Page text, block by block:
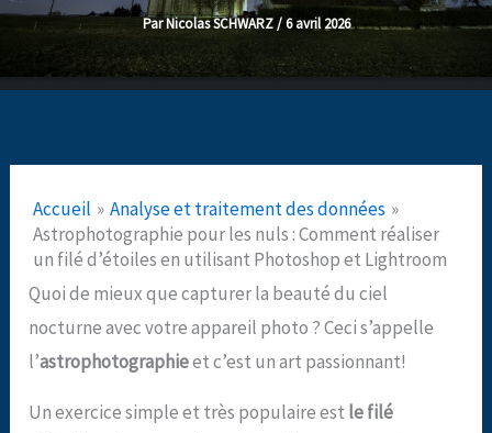
ParNicolas SCHWARZ/6 avril 2026
Accueil
Analyse et traitement des données
Astrophotographie pour les nuls : Comment réaliser
un filé d’étoiles en utilisant Photoshop et Lightroom
Quoi de mieux que capturer la beauté du ciel
nocturne avec votre appareil photo ? Ceci s’appelle
l’astrophotographieet c’est un art passionnant!
Un exercice simple et très populaire est le filé